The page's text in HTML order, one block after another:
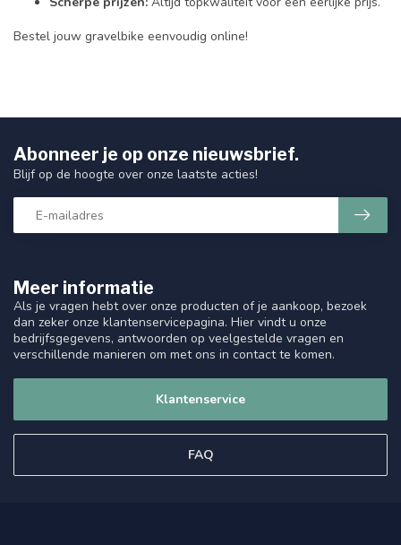
Bestel jouw gravelbike eenvoudig online!
Meer informatie
Als je vragen hebt over onze producten of je aankoop, bezoek
dan zeker onze klantenservicepagina. Hier vindt u onze
bedrijfsgegevens, antwoorden op veelgestelde vragen en
verschillende manieren om met ons in contact te komen.
Klantenservice
FAQ
Abonneer je op onze nieuwsbrief.
Blijf op de hoogte over onze laatste acties!